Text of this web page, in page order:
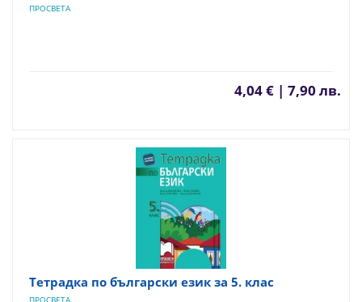
ПРОСВЕТА
4,04 € | 7,90 лв.
Тетрадка по български език за 5. клас
ПРОСВЕТА